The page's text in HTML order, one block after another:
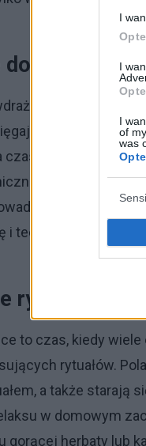
I
I
I
of
was
dobrych
nawyków,
po techniki
29%
malowanie czy
spokój w
i techniki
rytuały
to czas, kiedy
rytuałów.
a także starają
w domowym
gorącej herbaty lub